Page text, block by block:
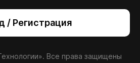
/ Регистрация
Все права защищены
сайта и улучшения
на использование